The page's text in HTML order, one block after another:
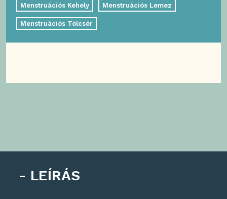
Menstruációs Kehely Menstruációs Lemez
Menstruációs Tölcsér
LEÍRÁS